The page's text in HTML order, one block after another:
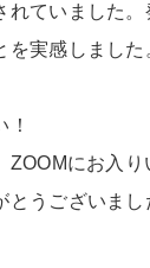
ていました
実感しました
にお入
うございまし